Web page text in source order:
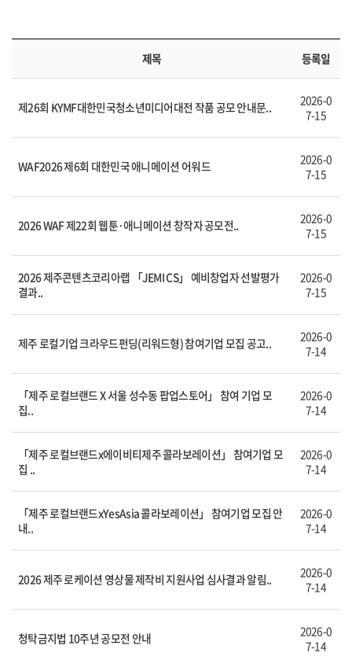
제목 등록일
제26회 KYMF대한민국청소년미디어대전 작품 공모 안내문..
2026-0
7-15
WAF2026 제6회 대한민국 애니메이션 어워드
2026-0
7-15
2026 WAF 제22회 웹툰·애니메이션 창작자 공모전..
2026-0
7-15
2026 제주콘텐츠코리아랩 「JEMI CS」 예비창업자 선발평가
결과..
2026-0
7-15
제주 로컬기업 크라우드펀딩(리워드형) 참여기업 모집 공고..
2026-0
7-14
「제주 로컬브랜드 X 서울 성수동 팝업스토어」 참여 기업 모
집..
2026-0
7-14
「제주 로컬브랜드x에이비티제주 콜라보레이션」 참여기업 모
집 ..
2026-0
7-14
「제주 로컬브랜드xYesAsia 콜라보레이션」 참여기업 모집 안
내..
2026-0
7-14
2026 제주 로케이션 영상물 제작비 지원사업 심사결과 알림..
2026-0
7-14
청탁금지법 10주년 공모전 안내
2026-0
7-14